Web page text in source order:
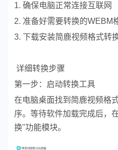
1. 确保电脑正常连接互联网
2. 准备好需要转换的WEBM
3. 下载安装简鹿视频格式转
详细转换步骤
第一步：启动转换工具
在电脑桌面找到简鹿视频格
序。等待软件加载完成后，
换"功能模块。